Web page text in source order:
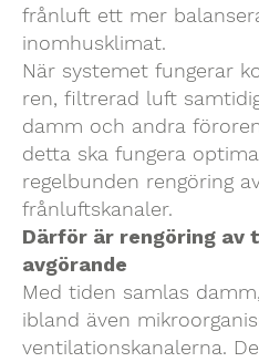
frånluft ett mer
inomhusklimat.
När systemet fungerar
ren, filtrerad luft
damm och andra
detta ska fungera
regelbunden rengöring
frånluftskanaler.
Därför är rengöring
avgörande
Med tiden samlas
ibland även
ventilationskanalerna.